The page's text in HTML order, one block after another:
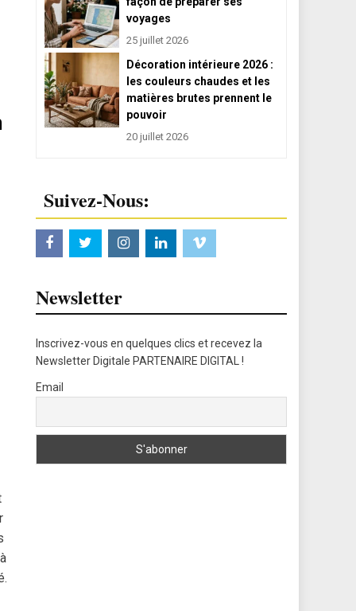
voyages
25 juillet 2026
Décoration intérieure 2026 :
les couleurs chaudes et les
matières brutes prennent le
pouvoir
20 juillet 2026
Suivez-Nous:
Newsletter
Inscrivez-vous en quelques clics et recevez la
Newsletter Digitale PARTENAIRE DIGITAL !
Email